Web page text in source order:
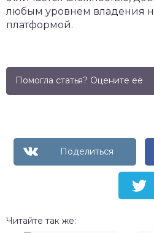
любым уровнем владения
платформой.
Помогла статья? Оцените её
Читайте так же: